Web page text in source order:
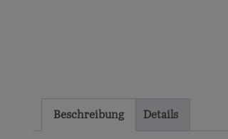
Beschreibung Details